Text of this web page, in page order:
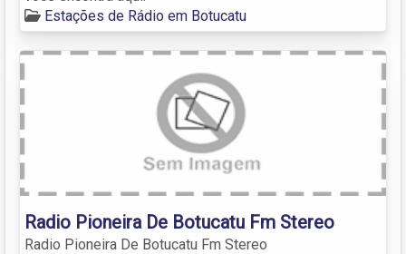
Estações de Rádio em Botucatu
Radio Pioneira De Botucatu Fm Stereo
Radio Pioneira De Botucatu Fm Stereo